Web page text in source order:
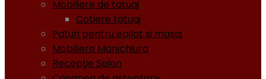
Mobiliere de tatuaj
Cotiere tatuaj
Paturi pentru epilat si masaj
Mobiliere Manichiura
Recepţie Salon